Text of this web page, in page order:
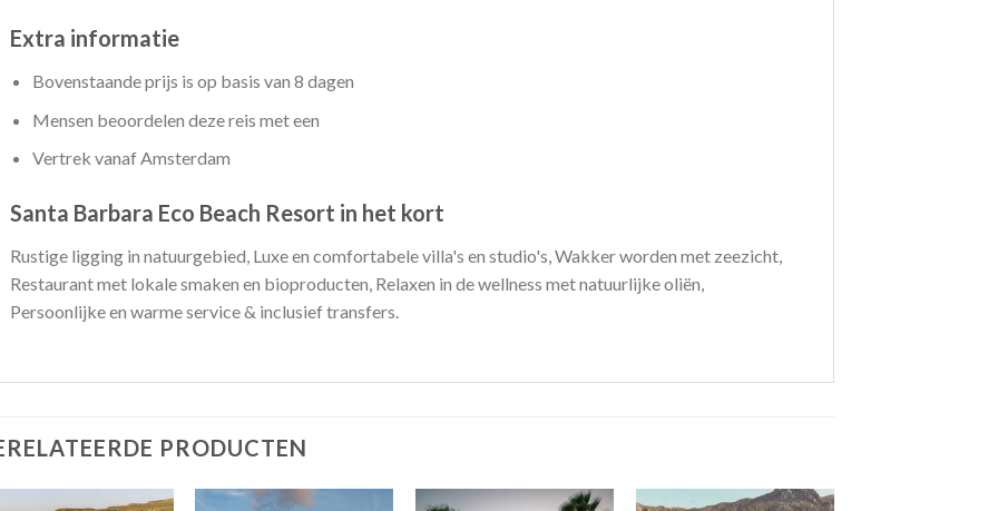
Extra informatie
Bovenstaande prijs is op basis van 8 dagen
Mensen beoordelen deze reis met een
Vertrek vanaf Amsterdam
Santa Barbara Eco Beach Resort in het kort
Rustige ligging in natuurgebied, Luxe en comfortabele villa's en studio's, Wakker worden met zeezicht,
Restaurant met lokale smaken en bioproducten, Relaxen in de wellness met natuurlijke oliën,
Persoonlijke en warme service & inclusief transfers.
PRODUCTEN